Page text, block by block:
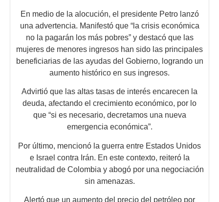
En medio de la alocución, el presidente Petro lanzó
una advertencia. Manifestó que “la crisis económica
no la pagarán los más pobres” y destacó que las
mujeres de menores ingresos han sido las principales
beneficiarias de las ayudas del Gobierno, logrando un
aumento histórico en sus ingresos.
Advirtió que las altas tasas de interés encarecen la
deuda, afectando el crecimiento económico, por lo
que “si es necesario, decretamos una nueva
emergencia económica”.
Por último, mencionó la guerra entre Estados Unidos
e Israel contra Irán. En este contexto, reiteró la
neutralidad de Colombia y abogó por una negociación
sin amenazas.
Alertó que un aumento del precio del petróleo por